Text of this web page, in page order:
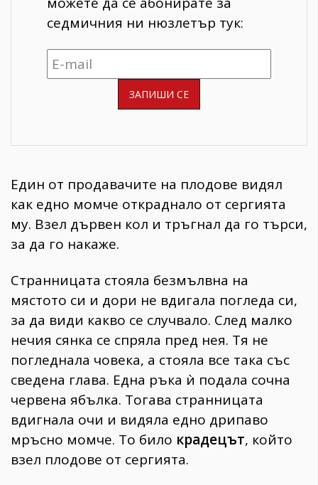
седмичния ни нюзлетър тук:
Един от продавачите на плодове видял
как едно момче откраднало от сергията
му. Взел дървен кол и тръгнал да го търси,
за да го накаже.
Странницата стояла безмълвна на
мястото си и дори не вдигала погледа си,
за да види какво се случвало. След малко
нечия сянка се спряла пред нея. Тя не
погледнала човека, а стояла все така със
сведена глава. Една ръка ѝ подала сочна
червена ябълка. Тогава странницата
вдигнала очи и видяла едно дрипаво
мръсно момче. То било крадецът, който
взел плодове от сергията.